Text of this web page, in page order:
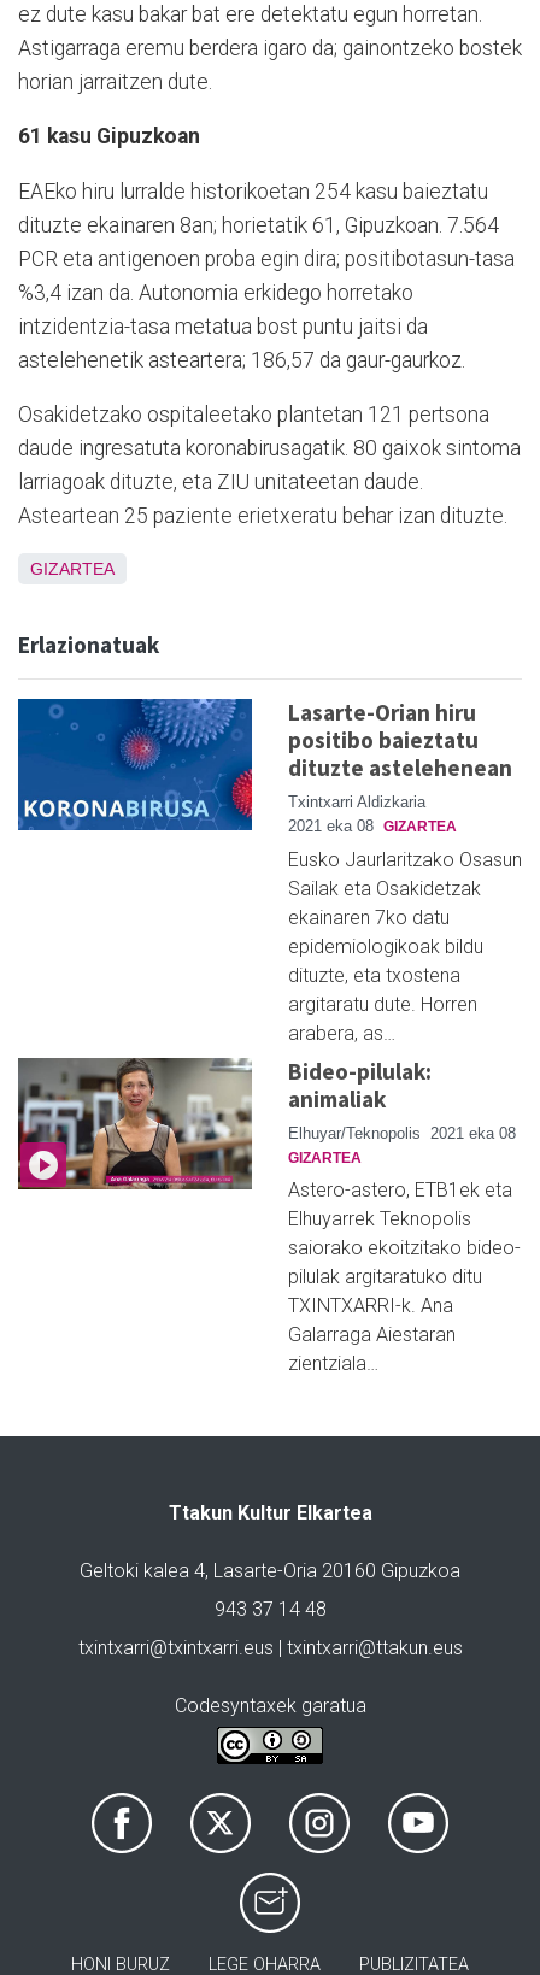
ez dute kasu bakar bat ere detektatu egun horretan.
Astigarraga eremu berdera igaro da; gainontzeko bostek
horian jarraitzen dute.
61 kasu Gipuzkoan
EAEko hiru lurralde historikoetan 254 kasu baieztatu
dituzte ekainaren 8an; horietatik 61, Gipuzkoan. 7.564
PCR eta antigenoen proba egin dira; positibotasun-tasa
%3,4 izan da. Autonomia erkidego horretako
intzidentzia-tasa metatua bost puntu jaitsi da
astelehenetik asteartera; 186,57 da gaur-gaurkoz.
Osakidetzako ospitaleetako plantetan 121 pertsona
daude ingresatuta koronabirusagatik. 80 gaixok sintoma
larriagoak dituzte, eta ZIU unitateetan daude.
Asteartean 25 paziente erietxeratu behar izan dituzte.
GIZARTEA
Erlazionatuak
Lasarte-Orian hiru
positibo baieztatu
dituzte astelehenean
Txintxarri Aldizkaria
2021 eka 08 GIZARTEA
Eusko Jaurlaritzako Osasun
Sailak eta Osakidetzak
ekainaren 7ko datu
epidemiologikoak bildu
dituzte, eta txostena
argitaratu dute. Horren
arabera, as…
Bideo-pilulak:
animaliak
Elhuyar/Teknopolis 2021 eka 08
GIZARTEA
Astero-astero, ETB1ek eta
Elhuyarrek Teknopolis
saiorako ekoitzitako bideo-
pilulak argitaratuko ditu
TXINTXARRI-k. Ana
Galarraga Aiestaran
zientziala…
Ttakun Kultur Elkartea
Geltoki kalea 4, Lasarte-Oria 20160 Gipuzkoa
943 37 14 48
txintxarri@txintxarri.eus | txintxarri@ttakun.eus
Codesyntaxek garatua
HONI BURUZ LEGE OHARRA PUBLIZITATEA